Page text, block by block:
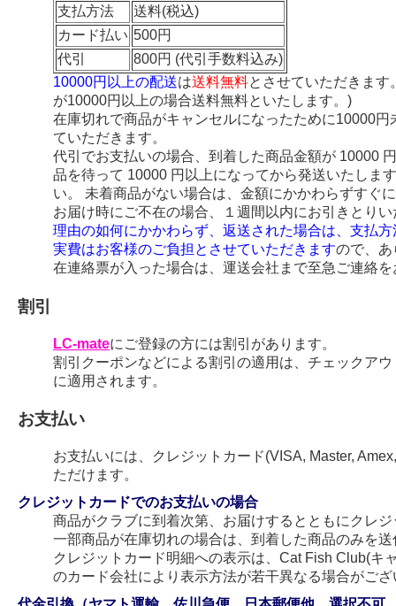
支払方法
送料(税込)
カード払い 500円
代引
800円 (代引手数料込み)
10000円以上の配送は送料無料とさせていただきま
が10000円以上の場合送料無料といたします。)
在庫切れで商品がキャンセルになったために10000
ていただきます。
代引でお支払いの場合、到着した商品金額が 10000
品を待って 10000 円以上になってから発送いたしま
い。 未着商品がない場合は、金額にかかわらずすぐ
お届け時にご不在の場合、１週間以内にお引きとり
理由の如何にかかわらず、返送された場合は、支払
実費はお客様のご負担とさせていただきますので、あ
在連絡票が入った場合は、運送会社まで至急ご連絡
割引
LC-mateにご登録の方には割引があります。
割引クーポンなどによる割引の適用は、チェックア
に適用されます。
お支払い
お支払いには、クレジットカード(VISA, Master,
ただけます。
クレジットカードでのお支払いの場合
商品がクラブに到着次第、お届けするとともにクレ
一部商品が在庫切れの場合は、到着した商品のみを
クレジットカード明細への表示は、Cat Fish Club(キ
のカード会社により表示方法が若干異なる場合がござ